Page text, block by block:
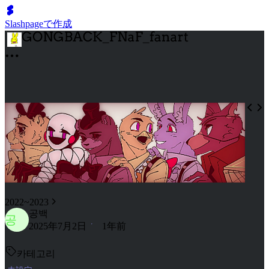
Slashpageで作成
2022~2023
공
공백
2025年7月2日
1年前
카테고리